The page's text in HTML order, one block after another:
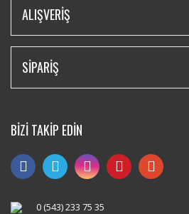
ALIŞVERİŞ
SİPARİŞ
BİZİ TAKİP EDİN
0 (543) 233 75 35